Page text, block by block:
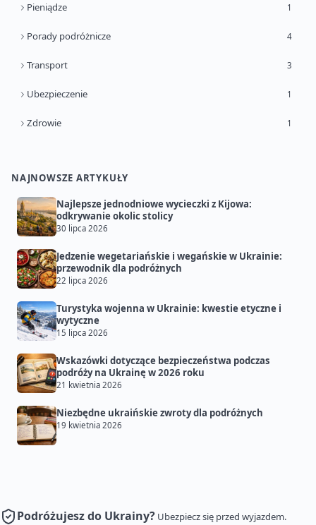
Pieniądze 1
Porady podróżnicze 4
Transport 3
Ubezpieczenie 1
Zdrowie 1
NAJNOWSZE ARTYKUŁY
Najlepsze jednodniowe wycieczki z Kijowa:
odkrywanie okolic stolicy
30 lipca 2026
Jedzenie wegetariańskie i wegańskie w Ukrainie:
przewodnik dla podróżnych
22 lipca 2026
Turystyka wojenna w Ukrainie: kwestie etyczne i
wytyczne
15 lipca 2026
Wskazówki dotyczące bezpieczeństwa podczas
podróży na Ukrainę w 2026 roku
21 kwietnia 2026
Niezbędne ukraińskie zwroty dla podróżnych
19 kwietnia 2026
Podróżujesz do Ukrainy? Ubezpiecz się przed wyjazdem.